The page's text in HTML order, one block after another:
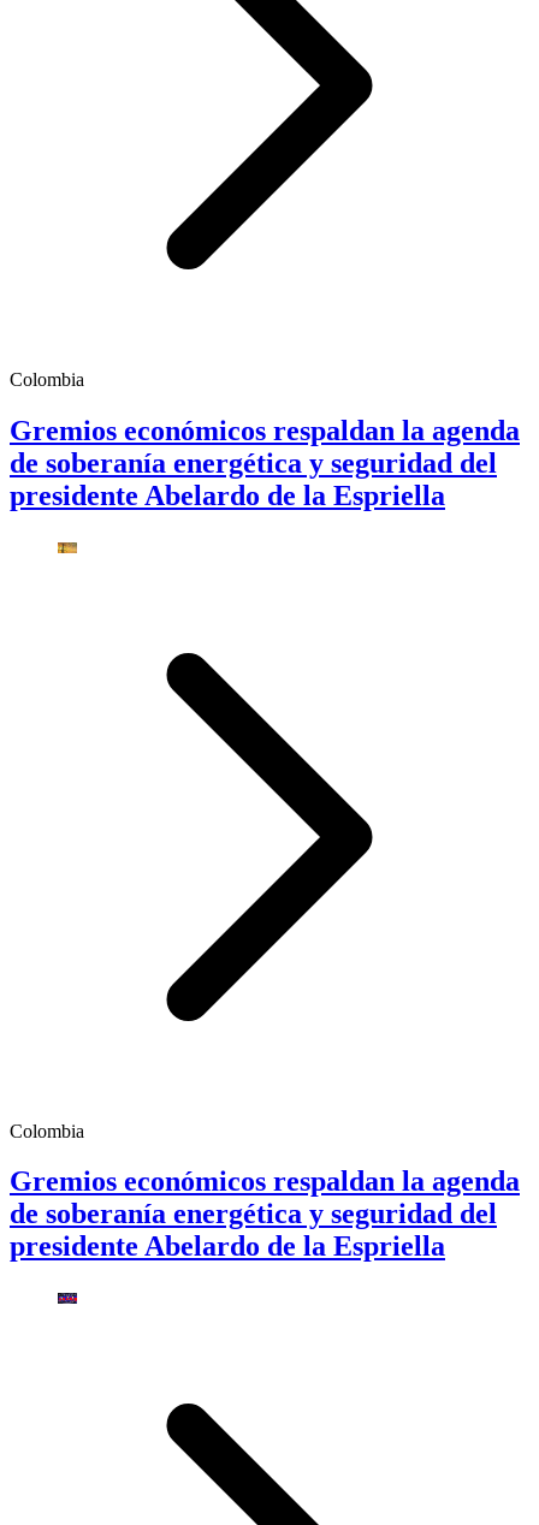
Colombia
Gremios económicos respaldan la agenda
de soberanía energética y seguridad del
presidente Abelardo de la Espriella
Colombia
Gremios económicos respaldan la agenda
de soberanía energética y seguridad del
presidente Abelardo de la Espriella